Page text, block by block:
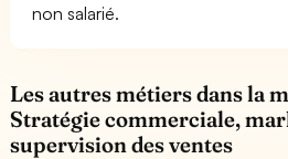
non salarié.
Les autres métiers dans la
Stratégie commerciale,
supervision des ventes